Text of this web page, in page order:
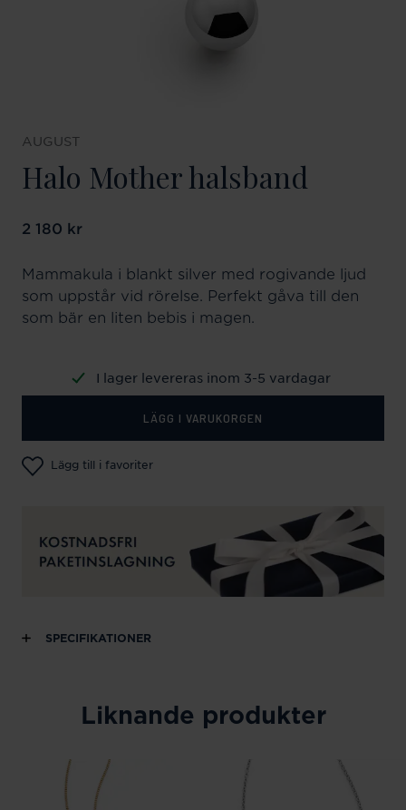
AUGUST
Halo Mother halsband
Pris:2 180 kr
2 180 kr
Mammakula i blankt silver med rogivande ljud
som uppstår vid rörelse. Perfekt gåva till den
som bär en liten bebis i magen.
I lager levereras inom 3-5 vardagar
LÄGG I VARUKORGEN
Lägg till i favoriter
SPECIFIKATIONER
Liknande produkter